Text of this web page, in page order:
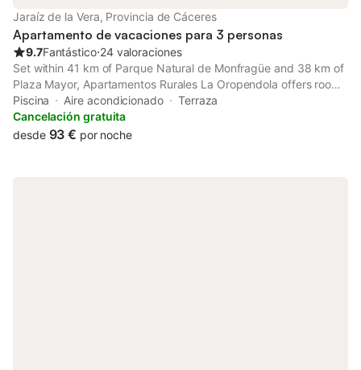
Jaraíz de la Vera, Provincia de Cáceres
Apartamento de vacaciones para 3 personas
9.7Fantástico⋅24 valoraciones
Set within 41 km of Parque Natural de Monfragüe and 38 km of
Plaza Mayor, Apartamentos Rurales La Oropendola offers rooms
with air conditioning and a private bathroom in Jaraiz de la Vera.
Offering a garden, the property is located within 4.
Piscina Aire acondicionado
Terraza
Cancelación gratuita
desde 93 € por noche